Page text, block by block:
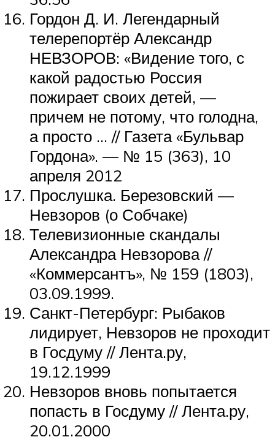
Гордон Д. И. Легендарный
телерепортёр Александр
НЕВЗОРОВ: «Видение того, с
какой радостью Россия
пожирает своих детей, —
причем не потому, что голодна,
а просто … // Газета «Бульвар
Гордона». — № 15 (363), 10
апреля 2012
Прослушка. Березовский —
Невзоров (о Собчаке)
Телевизионные скандалы
Александра Невзорова //
«Коммерсантъ», № 159 (1803),
03.09.1999.
Санкт-Петербург: Рыбаков
лидирует, Невзоров не проходит
в Госдуму // Лента.ру,
19.12.1999
Невзоров вновь попытается
попасть в Госдуму // Лента.ру,
20.01.2000